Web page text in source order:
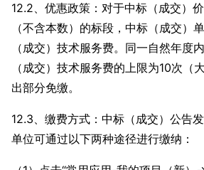
12.2、优惠政策：对于中标（成交）
（不含本数）的标段，中标（成交）
（成交）技术服务费。同一自然年度
（成交）技术服务费的上限为10次（
出部分免缴。
12.3、缴费方式：中标（成交）公告
单位可通过以下两种途径进行缴纳：